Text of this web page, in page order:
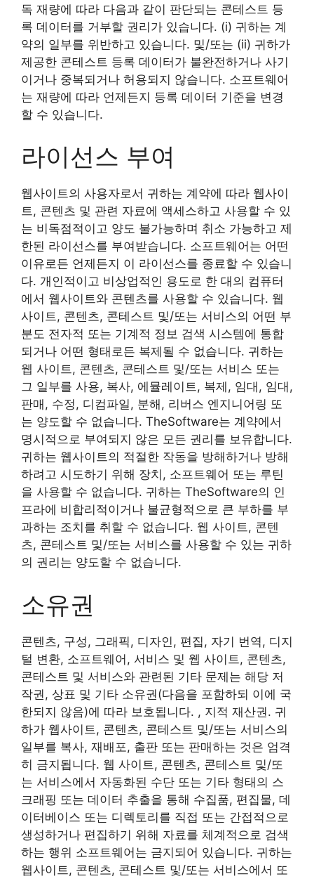
독 재량에 따라 다음과 같이 판단되는 콘테스트 등
록 데이터를 거부할 권리가 있습니다. (i) 귀하는 계
약의 일부를 위반하고 있습니다. 및/또는 (ii) 귀하가
제공한 콘테스트 등록 데이터가 불완전하거나 사기
이거나 중복되거나 허용되지 않습니다. 소프트웨어
는 재량에 따라 언제든지 등록 데이터 기준을 변경
할 수 있습니다.
라이선스 부여
웹사이트의 사용자로서 귀하는 계약에 따라 웹사이
트, 콘텐츠 및 관련 자료에 액세스하고 사용할 수 있
는 비독점적이고 양도 불가능하며 취소 가능하고 제
한된 라이선스를 부여받습니다. 소프트웨어는 어떤
이유로든 언제든지 이 라이선스를 종료할 수 있습니
다. 개인적이고 비상업적인 용도로 한 대의 컴퓨터
에서 웹사이트와 콘텐츠를 사용할 수 있습니다. 웹
사이트, 콘텐츠, 콘테스트 및/또는 서비스의 어떤 부
분도 전자적 또는 기계적 정보 검색 시스템에 통합
되거나 어떤 형태로든 복제될 수 없습니다. 귀하는
웹 사이트, 콘텐츠, 콘테스트 및/또는 서비스 또는
그 일부를 사용, 복사, 에뮬레이트, 복제, 임대, 임대,
판매, 수정, 디컴파일, 분해, 리버스 엔지니어링 또
는 양도할 수 없습니다. TheSoftware는 계약에서
명시적으로 부여되지 않은 모든 권리를 보유합니다.
귀하는 웹사이트의 적절한 작동을 방해하거나 방해
하려고 시도하기 위해 장치, 소프트웨어 또는 루틴
을 사용할 수 없습니다. 귀하는 TheSoftware의 인
프라에 비합리적이거나 불균형적으로 큰 부하를 부
과하는 조치를 취할 수 없습니다. 웹 사이트, 콘텐
츠, 콘테스트 및/또는 서비스를 사용할 수 있는 귀하
의 권리는 양도할 수 없습니다.
소유권
콘텐츠, 구성, 그래픽, 디자인, 편집, 자기 번역, 디지
털 변환, 소프트웨어, 서비스 및 웹 사이트, 콘텐츠,
콘테스트 및 서비스와 관련된 기타 문제는 해당 저
작권, 상표 및 기타 소유권(다음을 포함하되 이에 국
한되지 않음)에 따라 보호됩니다. , 지적 재산권. 귀
하가 웹사이트, 콘텐츠, 콘테스트 및/또는 서비스의
일부를 복사, 재배포, 출판 또는 판매하는 것은 엄격
히 금지됩니다. 웹 사이트, 콘텐츠, 콘테스트 및/또
는 서비스에서 자동화된 수단 또는 기타 형태의 스
크래핑 또는 데이터 추출을 통해 수집품, 편집물, 데
이터베이스 또는 디렉토리를 직접 또는 간접적으로
생성하거나 편집하기 위해 자료를 체계적으로 검색
하는 행위 소프트웨어는 금지되어 있습니다. 귀하는
웹사이트, 콘텐츠, 콘테스트 및/또는 서비스에서 또